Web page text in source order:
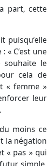
part, cette
puisqu’elle
« C’est une
souhaite le
cela de
« femme »
leur
moins ce
la négation
« pas » qui